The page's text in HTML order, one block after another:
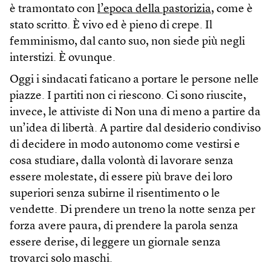
è tramontato con l’epoca della pastorizia, come è
stato scritto. È vivo ed è pieno di crepe. Il
femminismo, dal canto suo, non siede più negli
interstizi. È ovunque.
Oggi i sindacati faticano a portare le persone nelle
piazze. I partiti non ci riescono. Ci sono riuscite,
invece, le attiviste di Non una di meno a partire da
un’idea di libertà. A partire dal desiderio condiviso
di decidere in modo autonomo come vestirsi e
cosa studiare, dalla volontà di lavorare senza
essere molestate, di essere più brave dei loro
superiori senza subirne il risentimento o le
vendette. Di prendere un treno la notte senza per
forza avere paura, di prendere la parola senza
essere derise, di leggere un giornale senza
trovarci solo maschi.